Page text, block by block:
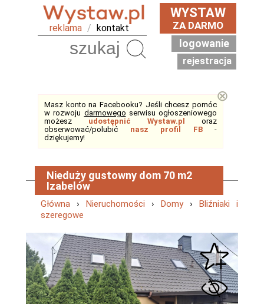
reklama / kontakt
WYSTAW
ZA DARMO
logowanie
rejestracja
Masz konto na Facebooku? Jeśli chcesz pomóc
w rozwoju darmowego serwisu ogłoszeniowego
możesz udostępnić Wystaw.pl
oraz
obserwować/polubić nasz profil FB-
dziękujemy!
⊗
Nieduży gustowny dom 70 m2
Izabelów
Główna › Nieruchomości › Domy› Bliźniaki i
szeregowe